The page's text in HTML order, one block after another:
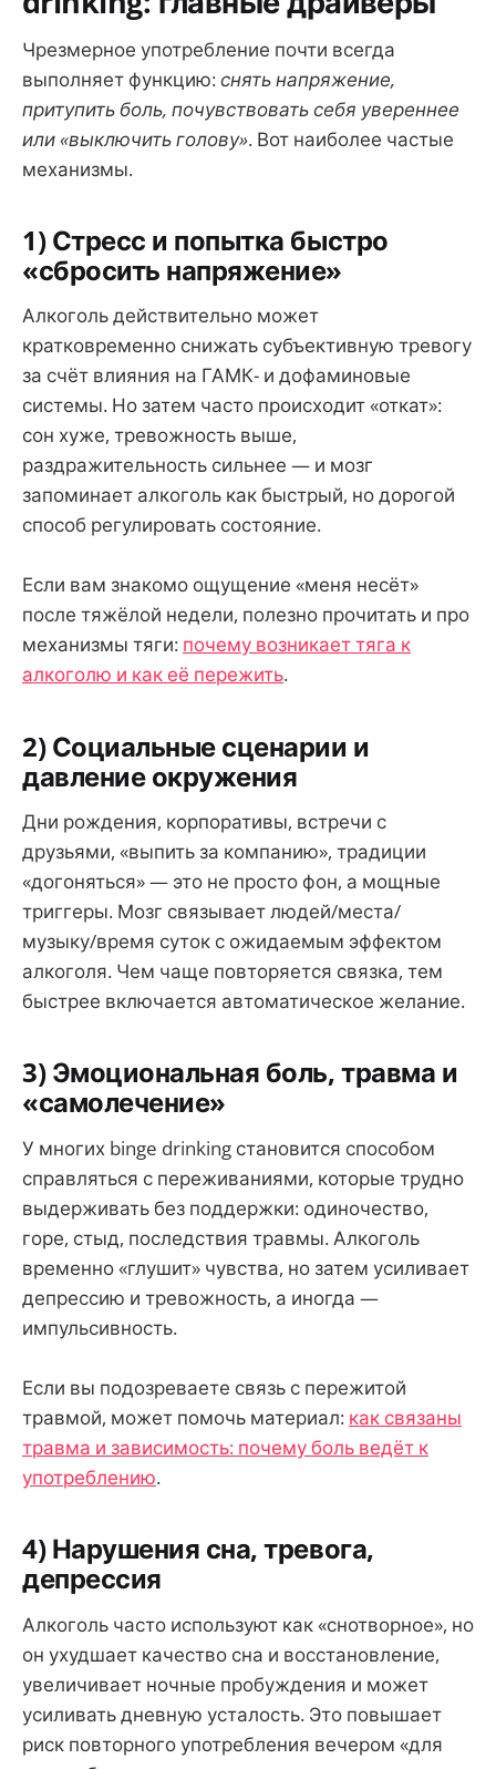
Чрезмерное употребление почти всегда
выполняет функцию:снять напряжение,
притупить боль, почувствовать себя увереннее
или «выключить голову». Вот наиболее частые
механизмы.
1) Стресс и попытка быстро
«сбросить напряжение»
Алкоголь действительно может
кратковременно снижать субъективную тревогу
за счёт влияния на ГАМК- и дофаминовые
системы. Но затем часто происходит «откат»:
сон хуже, тревожность выше,
раздражительность сильнее — и мозг
запоминает алкоголь как быстрый, но дорогой
способ регулировать состояние.
Если вам знакомо ощущение «меня несёт»
после тяжёлой недели, полезно прочитать и про
механизмы тяги: почему возникает тяга к
алкоголю и как её пережить.
2) Социальные сценарии и
давление окружения
Дни рождения, корпоративы, встречи с
друзьями, «выпить за компанию», традиции
«догоняться» — это не просто фон, а мощные
триггеры. Мозг связывает людей/места/
музыку/время суток с ожидаемым эффектом
алкоголя. Чем чаще повторяется связка, тем
быстрее включается автоматическое желание.
3) Эмоциональная боль, травма и
«самолечение»
У многих binge drinking становится способом
справляться с переживаниями, которые трудно
выдерживать без поддержки: одиночество,
горе, стыд, последствия травмы. Алкоголь
временно «глушит» чувства, но затем усиливает
депрессию и тревожность, а иногда —
импульсивность.
Если вы подозреваете связь с пережитой
травмой, может помочь материал: как связаны
травма и зависимость: почему боль ведёт к
употреблению.
4) Нарушения сна, тревога,
депрессия
Алкоголь часто используют как «снотворное», но
он ухудшает качество сна и восстановление,
увеличивает ночные пробуждения и может
усиливать дневную усталость. Это повышает
риск повторного употребления вечером «для